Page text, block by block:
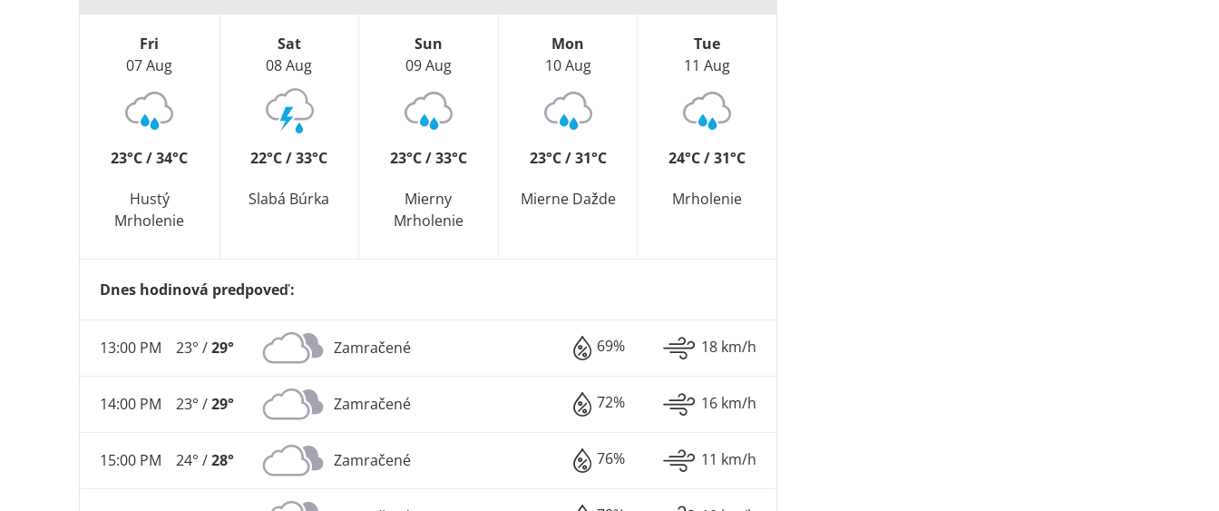
Fri
07 Aug
23°C / 34°C
Hustý
Mrholenie
Sat
08 Aug
22°C / 33°C
Slabá Búrka
Sun
09 Aug
23°C / 33°C
Mierny
Mrholenie
Mon
10 Aug
23°C / 31°C
Mierne Dažde
Tue
11 Aug
24°C / 31°C
Mrholenie
Dnes hodinová predpoveď:
13:00 PM 23° /29° Zamračené 69% 18 km/h
14:00 PM 23° /29° Zamračené 72% 16 km/h
15:00 PM 24° /28° Zamračené 76% 11 km/h